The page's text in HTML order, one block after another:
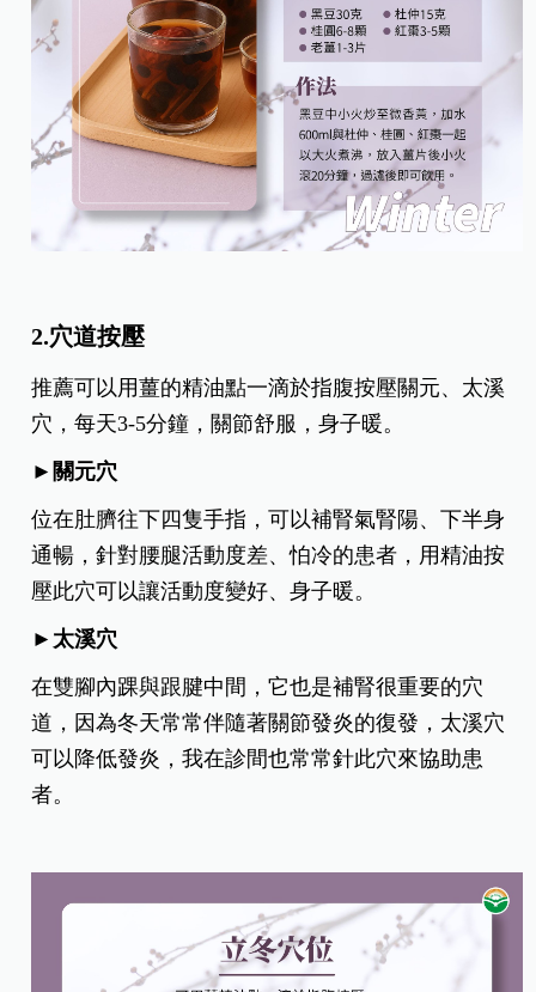
2.穴道按壓
推薦可以用薑的精油點一滴於指腹按壓關元、太溪
穴，每天3-5分鐘，關節舒服，身子暖。
►關元穴
位在肚臍往下四隻手指，可以補腎氣腎陽、下半身
通暢，針對腰腿活動度差、怕冷的患者，用精油按
壓此穴可以讓活動度變好、身子暖。
►太溪穴
在雙腳內踝與跟腱中間，它也是補腎很重要的穴
道，因為冬天常常伴隨著關節發炎的復發，太溪穴
可以降低發炎，我在診間也常常針此穴來協助患
者。